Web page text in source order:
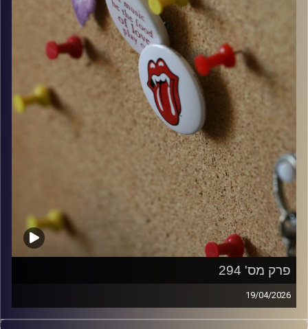
פרק מס' 294
19/04/2026
קלאסיקות רוק עם אורן הוף.